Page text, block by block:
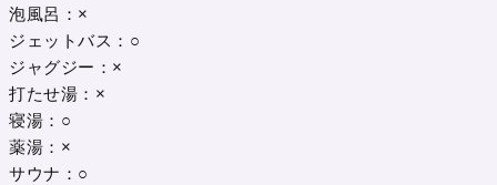
泡風呂：×
ジェットバス：○
ジャグジー：×
打たせ湯：×
寝湯：○
薬湯：×
サウナ：○